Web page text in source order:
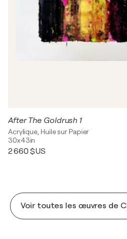
After The Goldrush 1
Acrylique, Huile sur Papier
30x43in
2 660 $US
Voir toutes les œuvres de